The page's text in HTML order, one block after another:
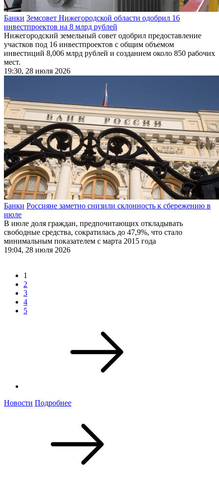
Банки Земсовет Нижегородской области одобрил 16
инвестпроектов на 8 млрд рублей
Нижегородский земельный совет одобрил предоставление
участков под 16 инвестпроектов с общим объемом
инвестиций 8,006 млрд рублей и созданием около 850 рабочих
мест.
19:30, 28 июля 2026
Банки Россияне заметно снизили склонность к сбережению в
июле
В июле доля граждан, предпочитающих откладывать
свободные средства, сократилась до 47,9%, что стало
минимальным показателем с марта 2015 года
19:04, 28 июля 2026
1
2
3
4
5
Новости Подробнее